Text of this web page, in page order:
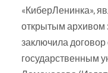
«КиберЛенинка»,
открытым архивом
заключила
государственным